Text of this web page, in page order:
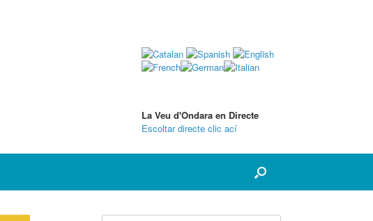
La Veu d'Ondara en Directe
Escoltar directe clic ací